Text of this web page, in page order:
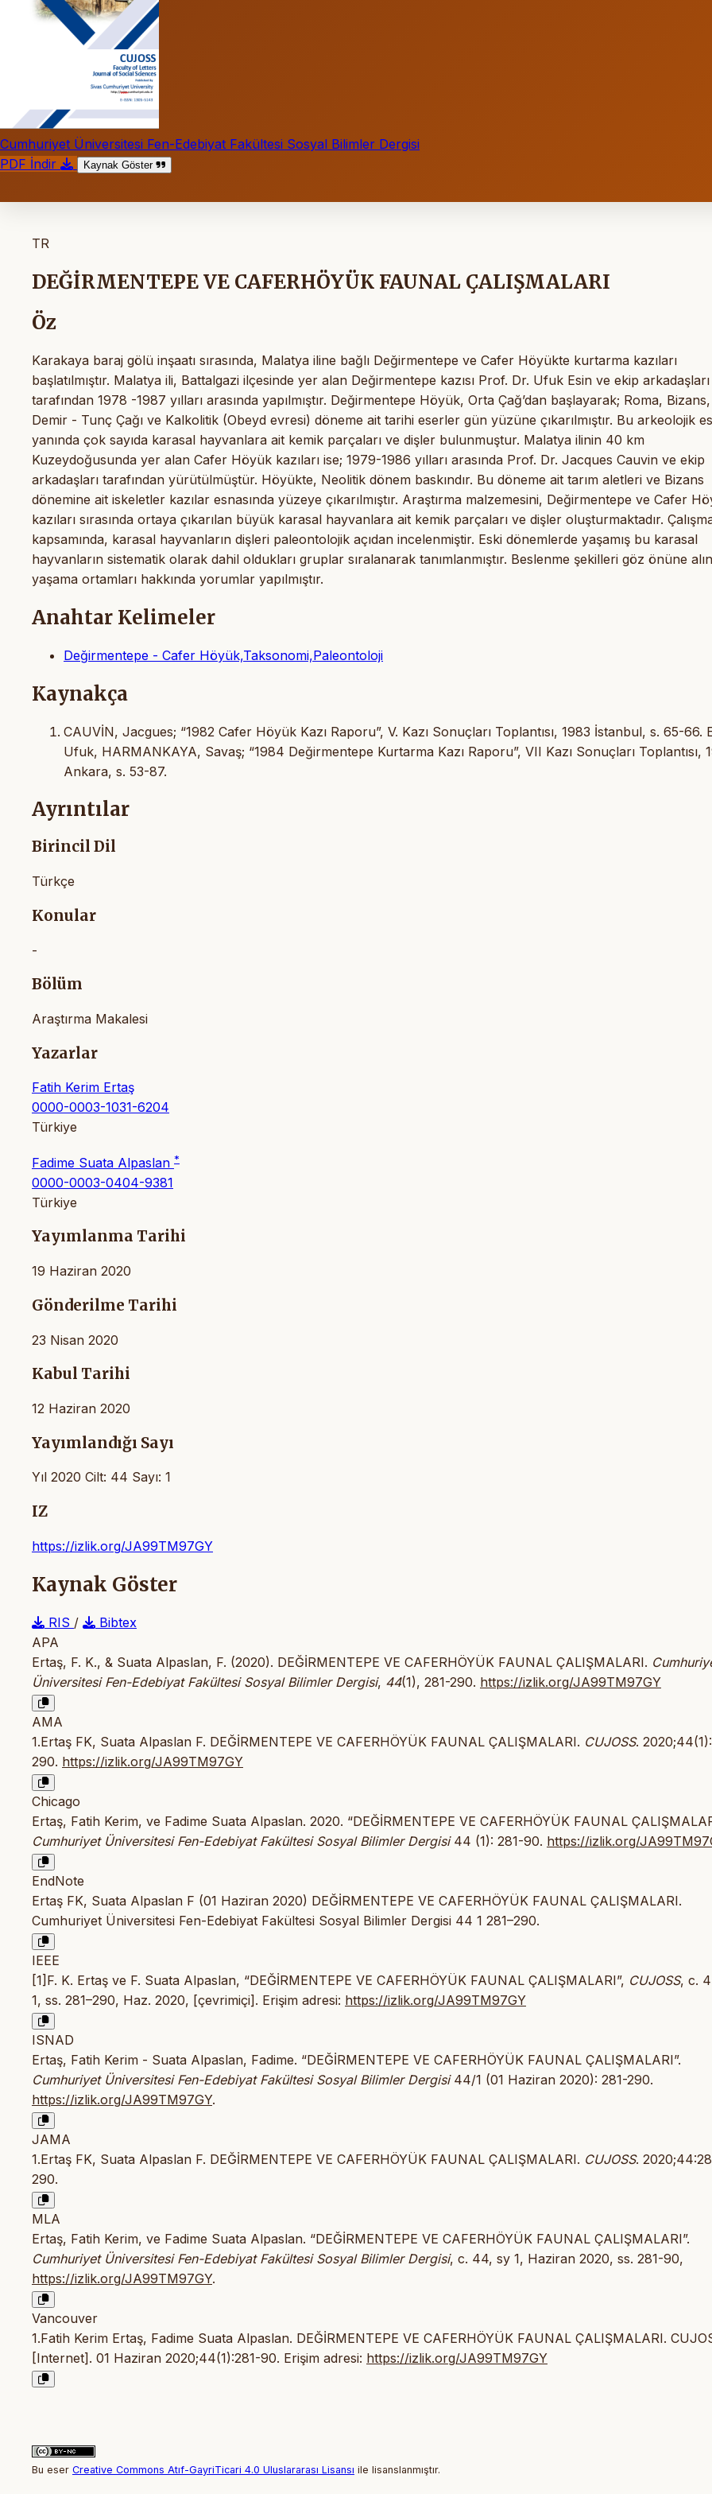
Cumhuriyet Üniversitesi Fen-Edebiyat Fakültesi Sosyal Bilimler Dergisi
PDF İndir
Kaynak Göster
TR
DEĞİRMENTEPE VE CAFERHÖYÜK FAUNAL ÇALIŞMALARI
Öz
Karakaya baraj gölü inşaatı sırasında, Malatya iline bağlı Değirmentepe ve Cafer Höyükte kurtarma kazıları
başlatılmıştır. Malatya ili, Battalgazi ilçesinde yer alan Değirmentepe kazısı Prof. Dr. Ufuk Esin ve ekip arkadaşları
tarafından 1978 -1987 yılları arasında yapılmıştır. Değirmentepe Höyük, Orta Çağ’dan başlayarak; Roma, Bizans,
Demir - Tunç Çağı ve Kalkolitik (Obeyd evresi) döneme ait tarihi eserler gün yüzüne çıkarılmıştır. Bu arkeolojik
yanında çok sayıda karasal hayvanlara ait kemik parçaları ve dişler bulunmuştur. Malatya ilinin 40 km
Kuzeydoğusunda yer alan Cafer Höyük kazıları ise; 1979-1986 yılları arasında Prof. Dr. Jacques Cauvin ve ekip
arkadaşları tarafından yürütülmüştür. Höyükte, Neolitik dönem baskındır. Bu döneme ait tarım aletleri ve Bizans
dönemine ait iskeletler kazılar esnasında yüzeye çıkarılmıştır. Araştırma malzemesini, Değirmentepe ve Cafer
kazıları sırasında ortaya çıkarılan büyük karasal hayvanlara ait kemik parçaları ve dişler oluşturmaktadır.
kapsamında, karasal hayvanların dişleri paleontolojik açıdan incelenmiştir. Eski dönemlerde yaşamış bu karasal
hayvanların sistematik olarak dahil oldukları gruplar sıralanarak tanımlanmıştır. Beslenme şekilleri göz önüne
yaşama ortamları hakkında yorumlar yapılmıştır.
Anahtar Kelimeler
Değirmentepe - Cafer Höyük,Taksonomi,Paleontoloji
Kaynakça
CAUVİN, Jacgues; “1982 Cafer Höyük Kazı Raporu”, V. Kazı Sonuçları Toplantısı, 1983 İstanbul, s. 65-66.
Ufuk, HARMANKAYA, Savaş; “1984 Değirmentepe Kurtarma Kazı Raporu”, VII Kazı Sonuçları Toplantısı,
Ankara, s. 53-87.
Ayrıntılar
Birincil Dil
Türkçe
Konular
-
Bölüm
Araştırma Makalesi
Yazarlar
Fatih Kerim Ertaş
0000-0003-1031-6204
Türkiye
Fadime Suata Alpaslan *
0000-0003-0404-9381
Türkiye
Yayımlanma Tarihi
19 Haziran 2020
Gönderilme Tarihi
23 Nisan 2020
Kabul Tarihi
12 Haziran 2020
Yayımlandığı Sayı
Yıl 2020 Cilt: 44 Sayı: 1
IZ
https://izlik.org/JA99TM97GY
Kaynak Göster
RIS /
Bibtex
APA
Ertaş, F. K., & Suata Alpaslan, F. (2020). DEĞİRMENTEPE VE CAFERHÖYÜK FAUNAL ÇALIŞMALARI.
Üniversitesi Fen-Edebiyat Fakültesi Sosyal Bilimler Dergisi, 44(1), 281-290. https://izlik.org/JA99TM97GY
AMA
1.Ertaş FK, Suata Alpaslan F. DEĞİRMENTEPE VE CAFERHÖYÜK FAUNAL ÇALIŞMALARI. CUJOSS.
290. https://izlik.org/JA99TM97GY
Chicago
Ertaş, Fatih Kerim, ve Fadime Suata Alpaslan. 2020. “DEĞİRMENTEPE VE CAFERHÖYÜK FAUNAL
Cumhuriyet Üniversitesi Fen-Edebiyat Fakültesi Sosyal Bilimler Dergisi44 (1): 281-90. https://izlik.org/
EndNote
Ertaş FK, Suata Alpaslan F (01 Haziran 2020) DEĞİRMENTEPE VE CAFERHÖYÜK FAUNAL ÇALIŞMALARI.
Cumhuriyet Üniversitesi Fen-Edebiyat Fakültesi Sosyal Bilimler Dergisi 44 1 281–290.
IEEE
[1]F. K. Ertaş ve F. Suata Alpaslan, “DEĞİRMENTEPE VE CAFERHÖYÜK FAUNAL ÇALIŞMALARI”, CUJOSS, c.
1, ss. 281–290, Haz. 2020, [çevrimiçi]. Erişim adresi: https://izlik.org/JA99TM97GY
ISNAD
Ertaş, Fatih Kerim - Suata Alpaslan, Fadime. “DEĞİRMENTEPE VE CAFERHÖYÜK FAUNAL ÇALIŞMALARI”.
Cumhuriyet Üniversitesi Fen-Edebiyat Fakültesi Sosyal Bilimler Dergisi44/1 (01 Haziran 2020): 281-290.
https://izlik.org/JA99TM97GY.
JAMA
1.Ertaş FK, Suata Alpaslan F. DEĞİRMENTEPE VE CAFERHÖYÜK FAUNAL ÇALIŞMALARI. CUJOSS.
290.
MLA
Ertaş, Fatih Kerim, ve Fadime Suata Alpaslan. “DEĞİRMENTEPE VE CAFERHÖYÜK FAUNAL ÇALIŞMALARI”.
Cumhuriyet Üniversitesi Fen-Edebiyat Fakültesi Sosyal Bilimler Dergisi, c. 44, sy 1, Haziran 2020, ss. 281-90,
https://izlik.org/JA99TM97GY.
Vancouver
1.Fatih Kerim Ertaş, Fadime Suata Alpaslan. DEĞİRMENTEPE VE CAFERHÖYÜK FAUNAL ÇALIŞMALARI.
[Internet]. 01 Haziran 2020;44(1):281-90. Erişim adresi: https://izlik.org/JA99TM97GY
Bu eser Creative Commons Atıf-GayriTicari 4.0 Uluslararası Lisansı ile lisanslanmıştır.